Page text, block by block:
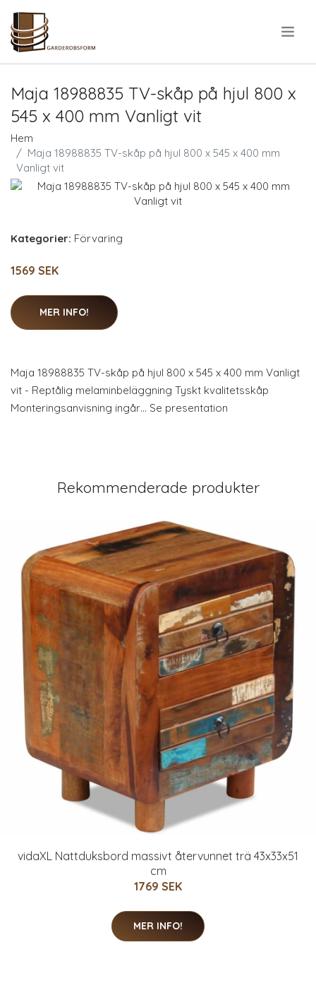
Maja 18988835 TV-skåp på hjul 800 x
545 x 400 mm Vanligt vit
Hem
Maja 18988835 TV-skåp på hjul 800 x 545 x 400 mm
Vanligt vit
Kategorier: Förvaring
1569 SEK
MER INFO!
Maja 18988835 TV-skåp på hjul 800 x 545 x 400 mm Vanligt
vit - Reptålig melaminbeläggning Tyskt kvalitetsskåp
Monteringsanvisning ingår… Se presentation
Rekommenderade produkter
vidaXL Nattduksbord massivt återvunnet trä 43x33x51
cm
1769 SEK
MER INFO!